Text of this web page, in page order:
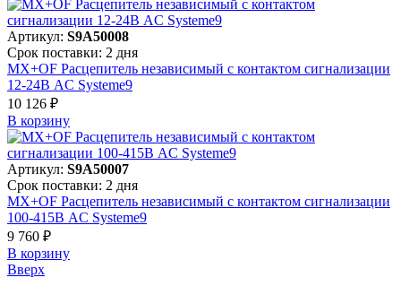
Артикул: S9A50008
Срок поставки: 2 дня
MX+OF Расцепитель независимый с контактом сигнализации
12-24В AC Systeme9
10 126 ₽
В корзинy
Артикул: S9A50007
Срок поставки: 2 дня
MX+OF Расцепитель независимый с контактом сигнализации
100-415В AC Systeme9
9 760 ₽
В корзинy
Вверх